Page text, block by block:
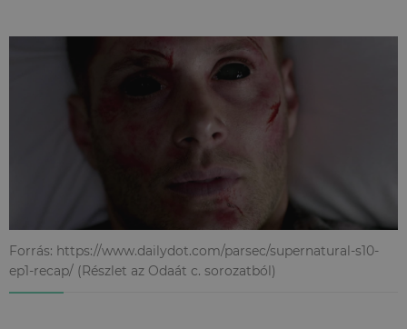
Forrás: https://www.dailydot.com/parsec/supernatural-s10-
ep1-recap/ (Részlet az Odaát c. sorozatból)